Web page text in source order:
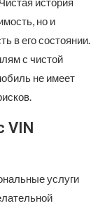
но и
в его состоянии.
с чистой
не имеет
VIN
услуги